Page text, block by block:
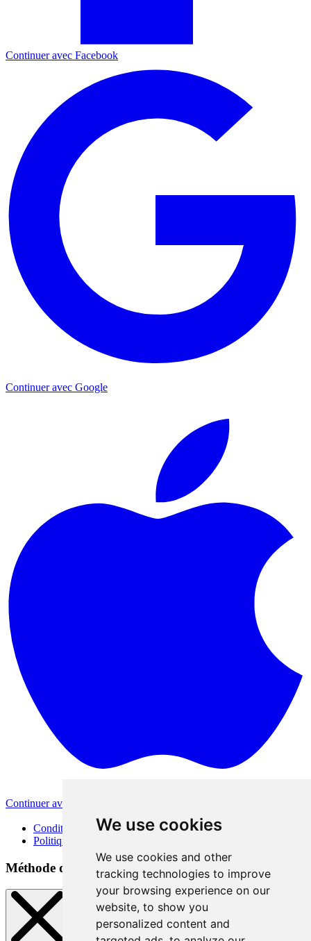
We use cookies
We use cookies and other
tracking technologies to improve
your browsing experience on our
website, to show you
personalized content and
Continuer avec Facebook
Continuer avec Google
Continuer avec Apple
Conditions d'utilisation
Politique de confidentialité
Méthode de connexion